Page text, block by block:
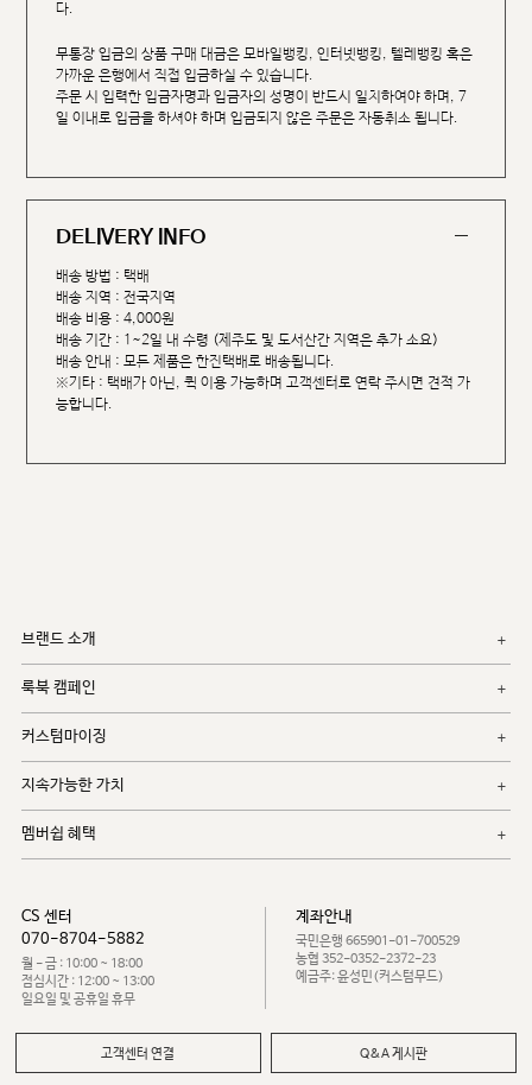
다.
무통장 입금의 상품 구매 대금은 모바일뱅킹, 인터넷뱅킹, 텔레뱅킹 혹은
가까운 은행에서 직접 입금하실 수 있습니다.
주문 시 입력한 입금자명과 입금자의 성명이 반드시 일치하여야 하며, 7
일 이내로 입금을 하셔야 하며 입금되지 않은 주문은 자동취소 됩니다.
DELIVERY INFO
배송 방법 : 택배
배송 지역 : 전국지역
배송 비용 : 4,000원
배송 기간 : 1~2일 내 수령 (제주도 및 도서산간 지역은 추가 소요)
배송 안내 : 모든 제품은 한진택배로 배송됩니다.
※기타 : 택배가 아닌, 퀵 이용 가능하며 고객센터로 연락 주시면 견적 가
능합니다.
브랜드 소개
룩북 캠페인
커스텀마이징
지속가능한 가치
멤버쉽 혜택
CS 센터
070-8704-5882
월 - 금 : 10:00 ~ 18:00
점심시간 : 12:00 ~ 13:00
일요일 및 공휴일 휴무
계좌안내
국민은행 665901-01-700529
농협 352-0352-2372-23
예금주: 윤성민(커스텀무드)
고객센터 연결 Q&A 게시판